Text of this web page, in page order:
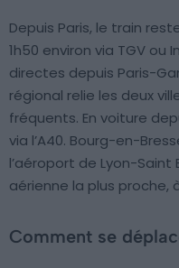
Depuis Paris, le train
1h50 environ via TGV ou
directes depuis Paris-
régional relie les deux
fréquents. En voiture
via l’A40. Bourg-en-
l’aéroport de Lyon-Saint
aérienne la plus proche,
Comment se